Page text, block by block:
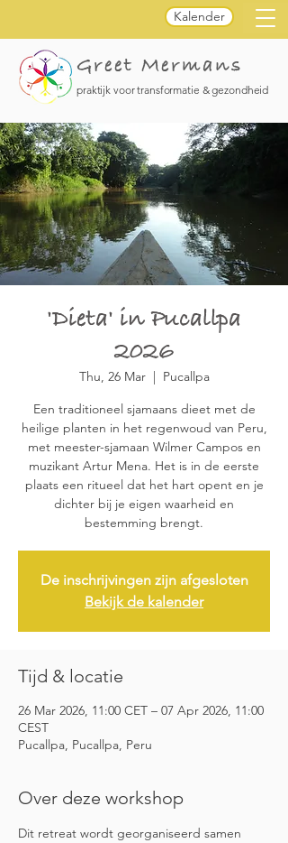
Greet Mermans
praktijk voor transformatie & gezondheid
Kalender
'Dieta' in Pucallpa
2026
Thu, 26 Mar
  |
Pucallpa
Een traditioneel sjamaans dieet met de
heilige planten in het regenwoud van Peru,
met meester-sjamaan Wilmer Campos en
muzikant Artur Mena. Het is in de eerste
plaats een ritueel dat het hart opent en je
dichter bij je eigen waarheid en
bestemming brengt.
De inschrijvingen zijn afgesloten
Bekijk de kalender
Tijd & locatie
26 Mar 2026, 11:00 CET – 07 Apr 2026, 11:00
CEST
Pucallpa, Pucallpa, Peru
Over deze workshop
Dit retreat wordt georganiseerd samen